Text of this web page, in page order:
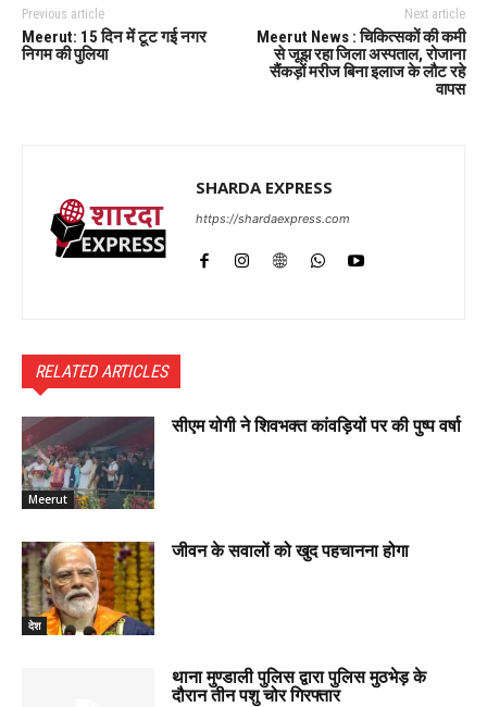
Previous article
Meerut: 15 दिन में टूट गई नगर
निगम की पुलिया
Next article
Meerut News : चिकित्सकों की कमी
से जूझ रहा जिला अस्पताल, रोजाना
सैंकड़ों मरीज बिना इलाज के लौट रहे
वापस
SHARDA EXPRESS
https://shardaexpress.com
RELATED ARTICLES
Meerut
सीएम योगी ने शिवभक्त कांवड़ियों पर की पुष्प वर्षा
देश
जीवन के सवालों को खुद पहचानना होगा
थाना मुण्डाली पुलिस द्वारा पुलिस मुठभेड़ के
दौरान तीन पशु चोर गिरफ्तार